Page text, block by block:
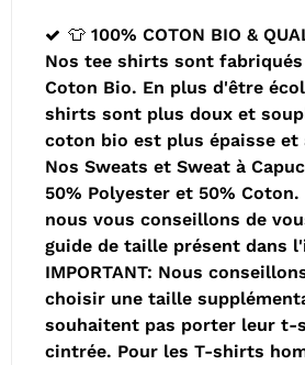
👕 100% COTON BIO &
Nos tee shirts sont
Coton Bio. En plus d'être
shirts sont plus doux et
coton bio est plus épaisse et
Nos Sweats et Sweat à
50% Polyester et 50%
nous vous conseillons de
guide de taille présent dans
IMPORTANT: Nous
choisir une taille
souhaitent pas porter leur t-
cintrée. Pour les T-shirts